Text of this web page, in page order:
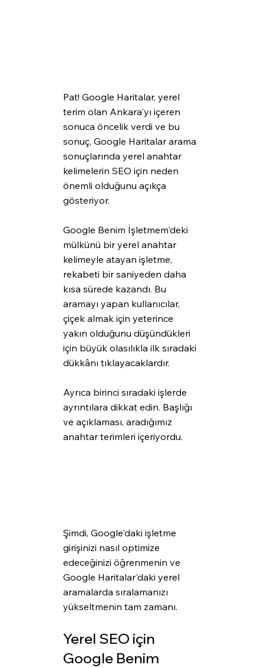
Pat! Google Haritalar, yerel
terim olan Ankara'yı içeren
sonuca öncelik verdi ve bu
sonuç, Google Haritalar arama
sonuçlarında yerel anahtar
kelimelerin SEO için neden
önemli olduğunu açıkça
gösteriyor.
Google Benim İşletmem'deki
mülkünü bir yerel anahtar
kelimeyle atayan işletme,
rekabeti bir saniyeden daha
kısa sürede kazandı. Bu
aramayı yapan kullanıcılar,
çiçek almak için yeterince
yakın olduğunu düşündükleri
için büyük olasılıkla ilk sıradaki
dükkânı tıklayacaklardır.
Ayrıca birinci sıradaki işlerde
ayrıntılara dikkat edin. Başlığı
ve açıklaması, aradığımız
anahtar terimleri içeriyordu.
Şimdi, Google'daki işletme
girişinizi nasıl optimize
edeceğinizi öğrenmenin ve
Google Haritalar'daki yerel
aramalarda sıralamanızı
yükseltmenin tam zamanı.
Yerel SEO için
Google Benim